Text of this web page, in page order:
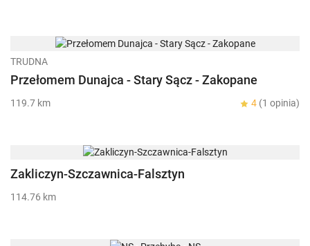
TRUDNA
Przełomem Dunajca - Stary Sącz - Zakopane
119.7 km 4 (1 opinia)
Zakliczyn-Szczawnica-Falsztyn
114.76 km